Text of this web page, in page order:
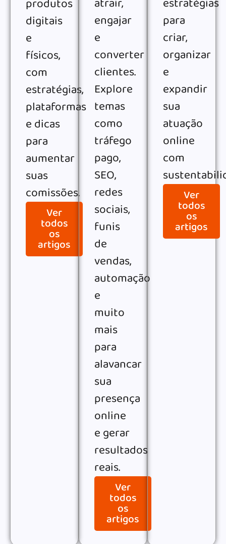
produtos
digitais
e
físicos,
com
estratégias,
plataformas
e dicas
para
aumentar
suas
comissões.
Ver
todos
os
artigos
engajar
e
converter
clientes.
Explore
temas
como
tráfego
pago,
SEO,
redes
sociais,
funis
de
vendas,
automação
e
muito
mais
para
alavancar
sua
presença
online
e gerar
resultados
reais.
Ver
todos
os
artigos
para
criar,
organizar
e
expandir
sua
atuação
online
com
Ver
todos
os
artigos